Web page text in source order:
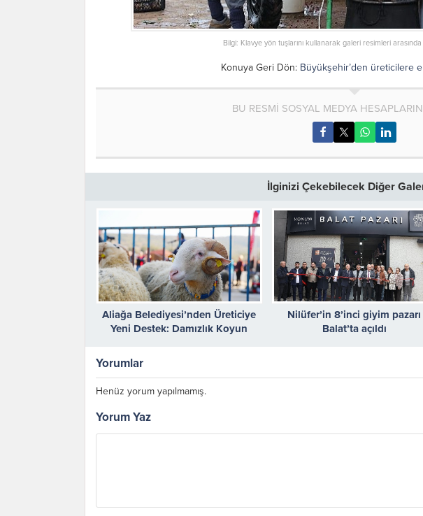
Bilgi: Klavye yön tuşlarını kullanarak galeri resimleri
Konuya Geri Dön: Büyükşehir’den üreticilere
BU RESMİ SOSYAL MEDYA
İlginizi Çekebilecek Diğer
Aliağa Belediyesi’nden Üreticiye
Yeni Destek: Damızlık Koyun
Nilüfer’in 8’inci giyim pazarı
Balat’ta açıldı
Yorumlar
Henüz yorum yapılmamış.
Yorum Yaz